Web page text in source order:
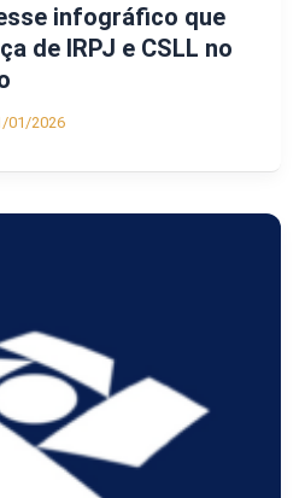
infográfico que
de IRPJ e CSLL no
01/2026